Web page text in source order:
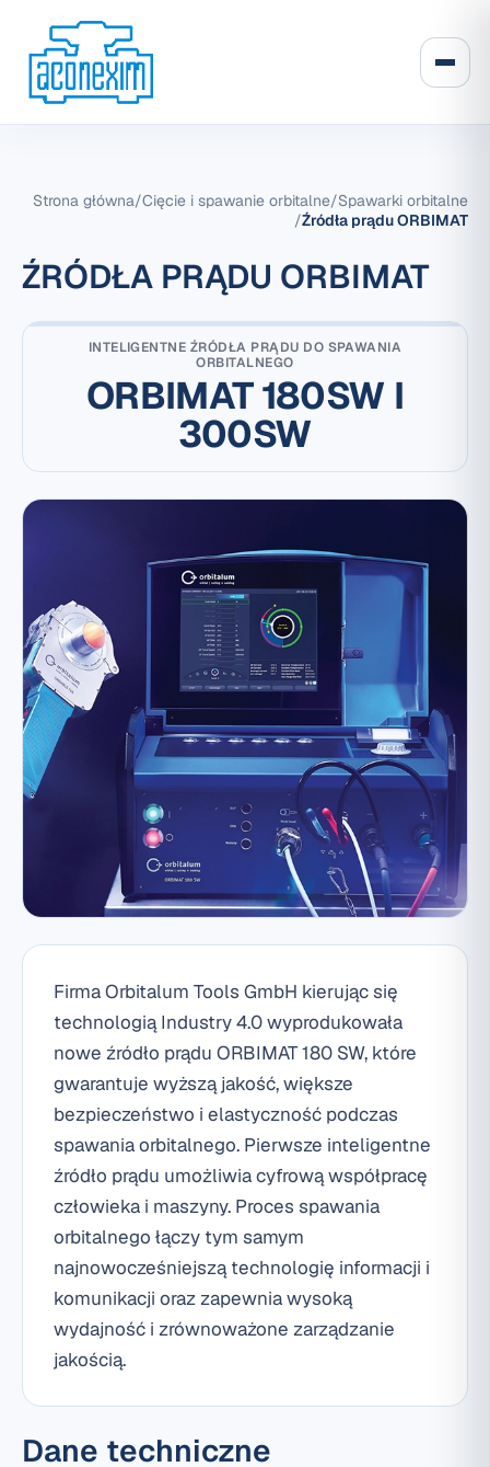
Strona główna/Cięcie i spawanie orbitalne/Spawarki orbitalne
/Źródła prądu ORBIMAT
ŹRÓDŁA PRĄDU ORBIMAT
INTELIGENTNE ŹRÓDŁA PRĄDU DO SPAWANIA
ORBITALNEGO
ORBIMAT 180SW I
300SW
Firma Orbitalum Tools GmbH kierując się
technologią Industry 4.0 wyprodukowała
nowe źródło prądu ORBIMAT 180 SW, które
gwarantuje wyższą jakość, większe
bezpieczeństwo i elastyczność podczas
spawania orbitalnego. Pierwsze inteligentne
źródło prądu umożliwia cyfrową współpracę
człowieka i maszyny. Proces spawania
orbitalnego łączy tym samym
najnowocześniejszą technologię informacji i
komunikacji oraz zapewnia wysoką
wydajność i zrównoważone zarządzanie
jakością.
Dane techniczne